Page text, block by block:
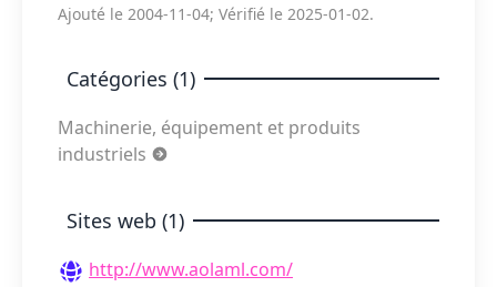
Ajouté le 2004-11-04; Vérifié le 2025-01-02.
Catégories (1)
Machinerie, équipement et produits
industriels
Sites web (1)
http://www.aolaml.com/